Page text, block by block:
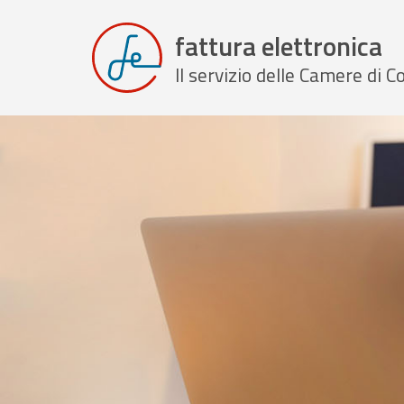
fattura elettronica
Il servizio delle Camere di